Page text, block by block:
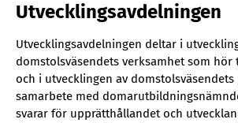
Utvecklingsavdelningen
Utvecklingsavdelningen deltar i
domstolsväsendets verksamhet som
och i utvecklingen av domstolsväsendets
samarbete med
svarar för upprätthållandet och